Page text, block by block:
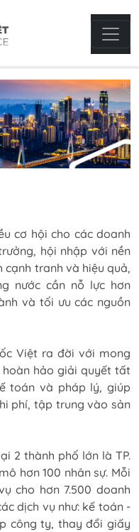
cơ hội cho các doanh
hội nhập với nền
tranh và hiệu quả,
nước cần nỗ lực hơn
và tối ưu các nguồn
Việt ra đời với mong
hảo giải quyết tất
toán và pháp lý, giúp
phí, tập trung vào sản
2 thành phố lớn là TP.
hơn 100 nhân sự. Mỗi
cho hơn 7.500 doanh
dịch vụ như: kế toán -
công ty, thay đổi giấy